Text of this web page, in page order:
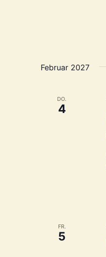
Februar 2027
DO.
4
FR.
5